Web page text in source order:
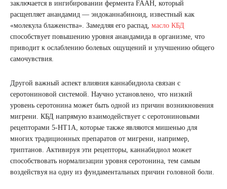
заключается в ингибировании фермента FAAH, который
расщепляет анандамид — эндоканнабиноид, известный как
«молекула блаженства». Замедляя его распад, масло КБД
способствует повышению уровня анандамида в организме, что
приводит к ослаблению болевых ощущений и улучшению общего
самочувствия.
Другой важный аспект влияния каннабидиола связан с
серотониновой системой. Научно установлено, что низкий
уровень серотонина может быть одной из причин возникновения
мигрени. КБД напрямую взаимодействует с серотониновыми
рецепторами 5-HT1A, которые также являются мишенью для
многих традиционных препаратов от мигрени, например,
триптанов. Активируя эти рецепторы, каннабидиол может
способствовать нормализации уровня серотонина, тем самым
воздействуя на одну из фундаментальных причин головной боли.